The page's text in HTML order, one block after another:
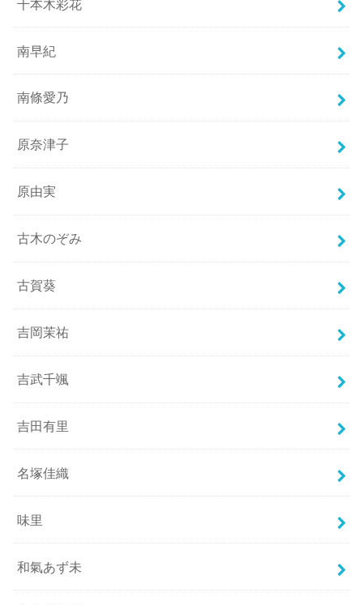
千本木彩花
南早紀
南條愛乃
原奈津子
原由実
古木のぞみ
古賀葵
吉岡茉祐
吉武千颯
吉田有里
名塚佳織
味里
和氣あず未